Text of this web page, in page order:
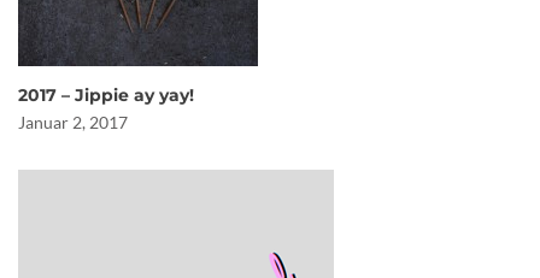
2017 – Jippie ay yay!
Januar 2, 2017